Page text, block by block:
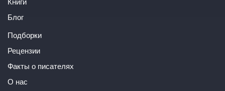
Блог
Подборки
Рецензии
Факты о писателях
О нас